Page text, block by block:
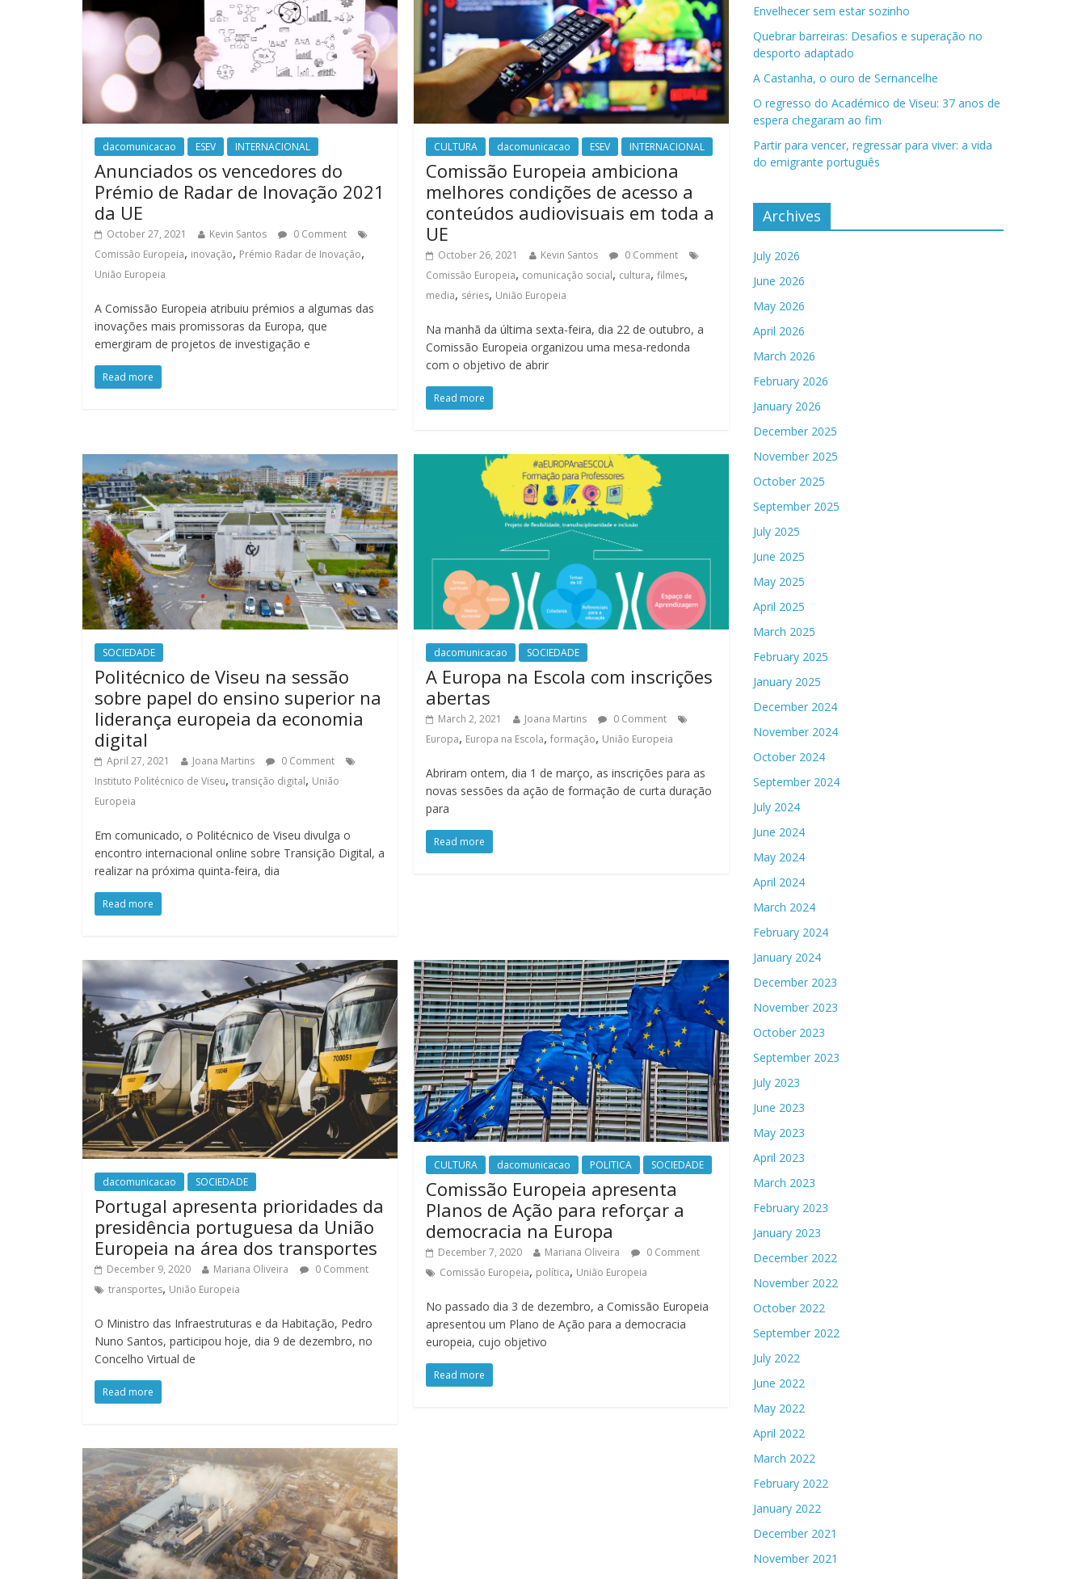
dacomunicacao ESEV INTERNACIONAL
Anunciados os vencedores do
Prémio de Radar de Inovação 2021
da UE
October 27, 2021 Kevin Santos
0 Comment
Comissão Europeia, inovação, Prémio Radar de Inovação,
União Europeia
A Comissão Europeia atribuiu prémios a algumas das
inovações mais promissoras da Europa, que
emergiram de projetos de investigação e
Read more
CULTURA dacomunicacao ESEV INTERNACIONAL
Comissão Europeia ambiciona
melhores condições de acesso a
conteúdos audiovisuais em toda a
UE
October 26, 2021 Kevin Santos
0 Comment
Comissão Europeia, comunicação social, cultura,filmes,
media, séries, União Europeia
Na manhã da última sexta-feira, dia 22 de outubro, a
Comissão Europeia organizou uma mesa-redonda
com o objetivo de abrir
Read more
SOCIEDADE
Politécnico de Viseu na sessão
sobre papel do ensino superior na
liderança europeia da economia
digital
April 27, 2021 Joana Martins
0 Comment
Instituto Politécnico de Viseu, transição digital, União
Europeia
Em comunicado, o Politécnico de Viseu divulga o
encontro internacional online sobre Transição Digital, a
realizar na próxima quinta-feira, dia
Read more
dacomunicacao SOCIEDADE
A Europa na Escola com inscrições
abertas
March 2, 2021 Joana Martins
0 Comment
Europa, Europa na Escola,formação, União Europeia
Abriram ontem, dia 1 de março, as inscrições para as
novas sessões da ação de formação de curta duração
para
Read more
dacomunicacao SOCIEDADE
Portugal apresenta prioridades da
presidência portuguesa da União
Europeia na área dos transportes
December 9, 2020 Mariana Oliveira
0 Comment
transportes, União Europeia
O Ministro das Infraestruturas e da Habitação, Pedro
Nuno Santos, participou hoje, dia 9 de dezembro, no
Concelho Virtual de
Read more
CULTURA dacomunicacao POLITICA SOCIEDADE
Comissão Europeia apresenta
Planos de Ação para reforçar a
democracia na Europa
December 7, 2020 Mariana Oliveira
0 Comment
Comissão Europeia, política, União Europeia
No passado dia 3 de dezembro, a Comissão Europeia
apresentou um Plano de Ação para a democracia
europeia, cujo objetivo
Read more
Envelhecer sem estar sozinho
Quebrar barreiras: Desafios e superação no
desporto adaptado
A Castanha, o ouro de Sernancelhe
O regresso do Académico de Viseu: 37 anos de
espera chegaram ao fim
Partir para vencer, regressar para viver: a vida
do emigrante português
Archives
July 2026
June 2026
May 2026
April 2026
March 2026
February 2026
January 2026
December 2025
November 2025
October 2025
September 2025
July 2025
June 2025
May 2025
April 2025
March 2025
February 2025
January 2025
December 2024
November 2024
October 2024
September 2024
July 2024
June 2024
May 2024
April 2024
March 2024
February 2024
January 2024
December 2023
November 2023
October 2023
September 2023
July 2023
June 2023
May 2023
April 2023
March 2023
February 2023
January 2023
December 2022
November 2022
October 2022
September 2022
July 2022
June 2022
May 2022
April 2022
March 2022
February 2022
January 2022
December 2021
November 2021